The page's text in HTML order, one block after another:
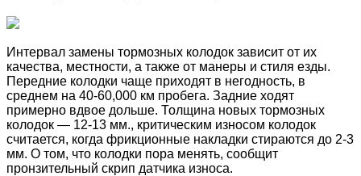
Интервал замены тормозных колодок зависит от их
качества, местности, а также от манеры и стиля езды.
Передние колодки чаще приходят в негодность, в
среднем на 40-60,000 км пробега. Задние ходят
примерно вдвое дольше. Толщина новых тормозных
колодок — 12-13 мм., критическим износом колодок
считается, когда фрикционные накладки стираются до 2-3
мм. О том, что колодки пора менять, сообщит
пронзительный скрип датчика износа.